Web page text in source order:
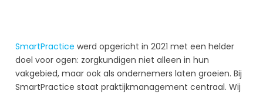
SmartPractice werd opgericht in 2021 met een helder
doel voor ogen: zorgkundigen niet alleen in hun
vakgebied, maar ook als ondernemers laten groeien. Bij
SmartPractice staatpraktijkmanagement centraal. Wij